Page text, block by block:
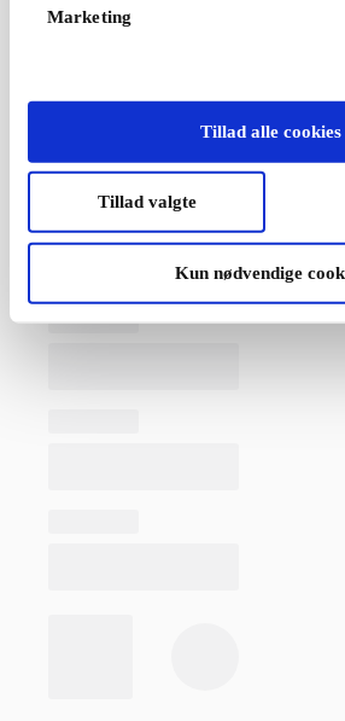
Marketing
Tillad alle cookies
Tillad valgte
Kun nødvendige